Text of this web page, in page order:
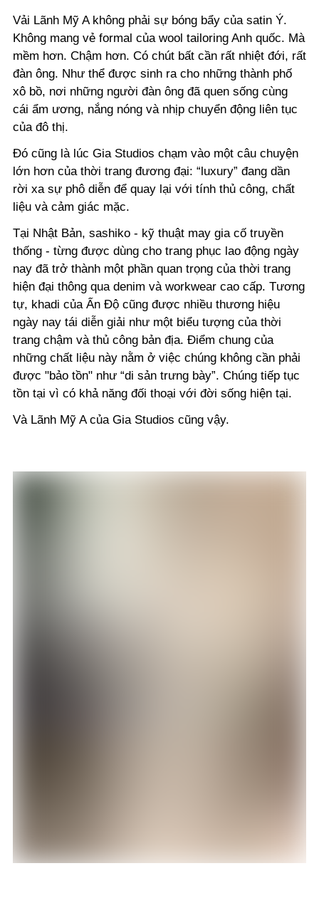
Vải Lãnh Mỹ A không phải sự bóng bẩy của satin Ý.
Không mang vẻ formal của wool tailoring Anh quốc. Mà
mềm hơn. Chậm hơn. Có chút bất cần rất nhiệt đới, rất
đàn ông. Như thể được sinh ra cho những thành phố
xô bồ, nơi những người đàn ông đã quen sống cùng
cái ẩm ương, nắng nóng và nhịp chuyển động liên tục
của đô thị.
Đó cũng là lúc Gia Studios chạm vào một câu chuyện
lớn hơn của thời trang đương đại: “luxury” đang dần
rời xa sự phô diễn để quay lại với tính thủ công, chất
liệu và cảm giác mặc.
Tại Nhật Bản, sashiko - kỹ thuật may gia cố truyền
thống - từng được dùng cho trang phục lao động ngày
nay đã trở thành một phần quan trọng của thời trang
hiện đại thông qua denim và workwear cao cấp. Tương
tự, khadi của Ấn Độ cũng được nhiều thương hiệu
ngày nay tái diễn giải như một biểu tượng của thời
trang chậm và thủ công bản địa. Điểm chung của
những chất liệu này nằm ở việc chúng không cần phải
được "bảo tồn" như “di sản trưng bày”. Chúng tiếp tục
tồn tại vì có khả năng đối thoại với đời sống hiện tại.
Và Lãnh Mỹ A của Gia Studios cũng vậy.